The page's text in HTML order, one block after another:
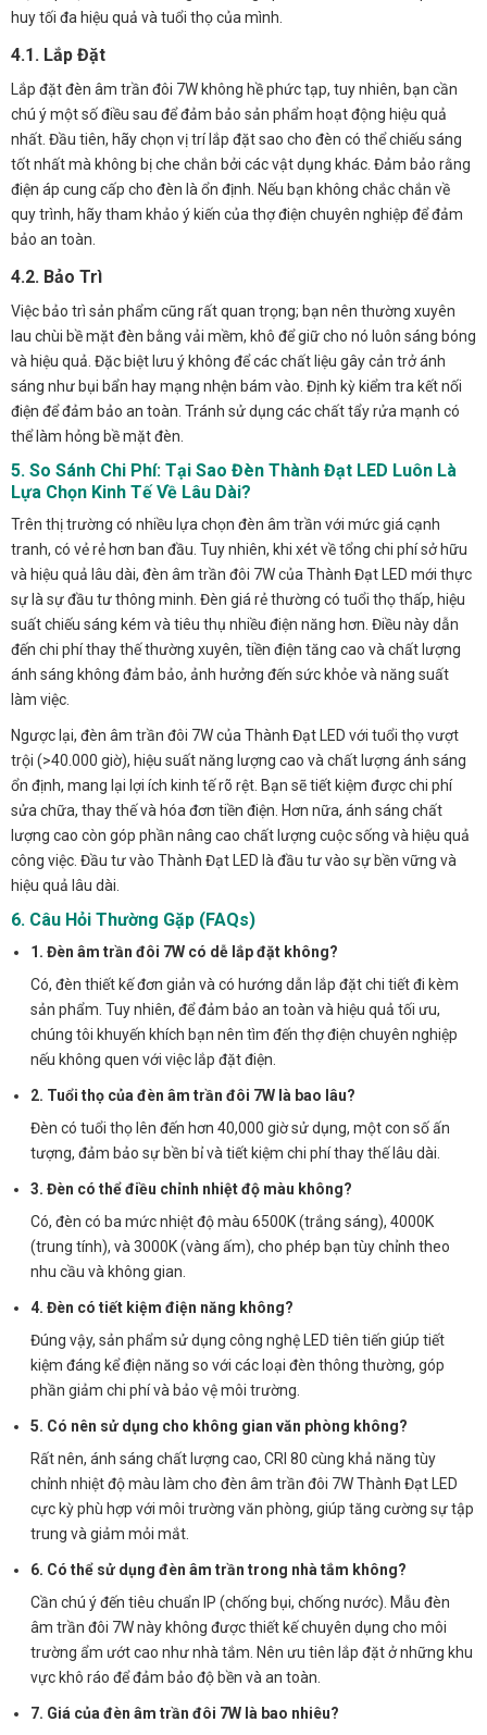
huy tối đa hiệu quả và tuổi thọ của mình.
4.1. Lắp Đặt
Lắp đặt đèn âm trần đôi 7W không hề phức tạp, tuy nhiên, bạn cần
chú ý một số điều sau để đảm bảo sản phẩm hoạt động hiệu quả
nhất. Đầu tiên, hãy chọn vị trí lắp đặt sao cho đèn có thể chiếu sáng
tốt nhất mà không bị che chắn bởi các vật dụng khác. Đảm bảo rằng
điện áp cung cấp cho đèn là ổn định. Nếu bạn không chắc chắn về
quy trình, hãy tham khảo ý kiến của thợ điện chuyên nghiệp để đảm
bảo an toàn.
4.2. Bảo Trì
Việc bảo trì sản phẩm cũng rất quan trọng; bạn nên thường xuyên
lau chùi bề mặt đèn bằng vải mềm, khô để giữ cho nó luôn sáng bóng
và hiệu quả. Đặc biệt lưu ý không để các chất liệu gây cản trở ánh
sáng như bụi bẩn hay mạng nhện bám vào. Định kỳ kiểm tra kết nối
điện để đảm bảo an toàn. Tránh sử dụng các chất tẩy rửa mạnh có
thể làm hỏng bề mặt đèn.
5. So Sánh Chi Phí: Tại Sao Đèn Thành Đạt LED Luôn Là
Lựa Chọn Kinh Tế Về Lâu Dài?
Trên thị trường có nhiều lựa chọn đèn âm trần với mức giá cạnh
tranh, có vẻ rẻ hơn ban đầu. Tuy nhiên, khi xét về tổng chi phí sở hữu
và hiệu quả lâu dài, đèn âm trần đôi 7W của Thành Đạt LED mới thực
sự là sự đầu tư thông minh. Đèn giá rẻ thường có tuổi thọ thấp, hiệu
suất chiếu sáng kém và tiêu thụ nhiều điện năng hơn. Điều này dẫn
đến chi phí thay thế thường xuyên, tiền điện tăng cao và chất lượng
ánh sáng không đảm bảo, ảnh hưởng đến sức khỏe và năng suất
làm việc.
Ngược lại, đèn âm trần đôi 7W của Thành Đạt LED với tuổi thọ vượt
trội (>40.000 giờ), hiệu suất năng lượng cao và chất lượng ánh sáng
ổn định, mang lại lợi ích kinh tế rõ rệt. Bạn sẽ tiết kiệm được chi phí
sửa chữa, thay thế và hóa đơn tiền điện. Hơn nữa, ánh sáng chất
lượng cao còn góp phần nâng cao chất lượng cuộc sống và hiệu quả
công việc. Đầu tư vào Thành Đạt LED là đầu tư vào sự bền vững và
hiệu quả lâu dài.
6. Câu Hỏi Thường Gặp (FAQs)
1. Đèn âm trần đôi 7W có dễ lắp đặt không?
Có, đèn thiết kế đơn giản và có hướng dẫn lắp đặt chi tiết đi kèm
sản phẩm. Tuy nhiên, để đảm bảo an toàn và hiệu quả tối ưu,
chúng tôi khuyến khích bạn nên tìm đến thợ điện chuyên nghiệp
nếu không quen với việc lắp đặt điện.
2. Tuổi thọ của đèn âm trần đôi 7W là bao lâu?
Đèn có tuổi thọ lên đến hơn 40,000 giờ sử dụng, một con số ấn
tượng, đảm bảo sự bền bỉ và tiết kiệm chi phí thay thế lâu dài.
3. Đèn có thể điều chỉnh nhiệt độ màu không?
Có, đèn có ba mức nhiệt độ màu 6500K (trắng sáng), 4000K
(trung tính), và 3000K (vàng ấm), cho phép bạn tùy chỉnh theo
nhu cầu và không gian.
4. Đèn có tiết kiệm điện năng không?
Đúng vậy, sản phẩm sử dụng công nghệ LED tiên tiến giúp tiết
kiệm đáng kể điện năng so với các loại đèn thông thường, góp
phần giảm chi phí và bảo vệ môi trường.
5. Có nên sử dụng cho không gian văn phòng không?
Rất nên, ánh sáng chất lượng cao, CRI 80 cùng khả năng tùy
chỉnh nhiệt độ màu làm cho đèn âm trần đôi 7W Thành Đạt LED
cực kỳ phù hợp với môi trường văn phòng, giúp tăng cường sự tập
trung và giảm mỏi mắt.
6. Có thể sử dụng đèn âm trần trong nhà tắm không?
Cần chú ý đến tiêu chuẩn IP (chống bụi, chống nước). Mẫu đèn
âm trần đôi 7W này không được thiết kế chuyên dụng cho môi
trường ẩm ướt cao như nhà tắm. Nên ưu tiên lắp đặt ở những khu
vực khô ráo để đảm bảo độ bền và an toàn.
7. Giá của đèn âm trần đôi 7W là bao nhiêu?